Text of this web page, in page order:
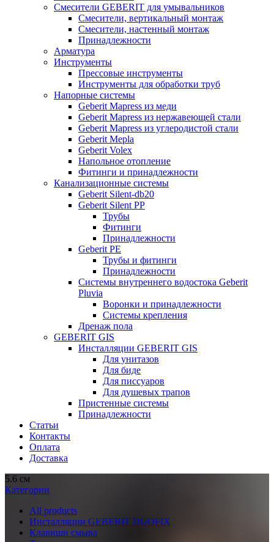
Смесители GEBERIT для умывальников
Смесители, вертикальный монтаж
Смесители, настенный монтаж
Принадлежности
Арматура
Инструменты
Прессовые инструменты
Инструменты для обработки труб
Напорные системы
Geberit Mapress из меди
Geberit Mapress из нержавеющей стали
Geberit Mapress из углеродистой стали
Geberit Mepla
Geberit Volex
Напольное отопление
Фитинги и принадлежности
Канализационные системы
Geberit Silent-db20
Geberit Silent PP
Трубы
Фитинги
Принадлежности
Geberit PE
Трубы и фитинги
Принадлежности
Системы внутреннего водостока Geberit
Pluvia
Воронки и принадлежности
Системы крепления
Дренаж пола
GEBERIT GIS
Инсталляции GEBERIT GIS
Для унитазов
Для биде
Для писсуаров
Для душевых трапов
Пристенные системы
Принадлежности
Статьи
Контакты
Оплата
Доставка
5.6 см
Категории
All products
Инсталляции GEBERIT DUOFIX
Клавиши смыва